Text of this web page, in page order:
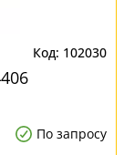
102030
По запросу